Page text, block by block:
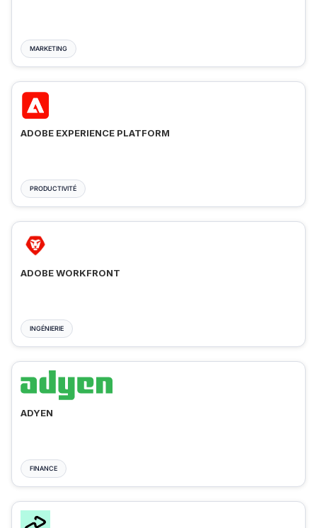
MARKETING
ADOBE EXPERIENCE PLATFORM
PRODUCTIVITÉ
ADOBE WORKFRONT
INGÉNIERIE
ADYEN
FINANCE